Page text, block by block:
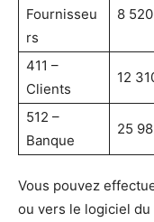
Fournisseu
rs
8
411 –
Clients
12
512 –
Banque
25
Vous pouvez
ou vers le logiciel du